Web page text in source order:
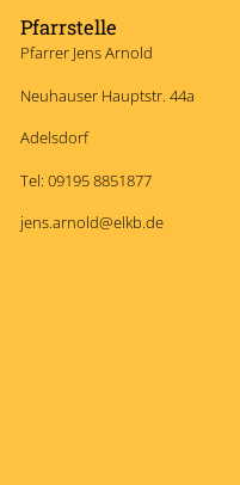
Pfarrstelle
Pfarrer Jens Arnold
Neuhauser Hauptstr. 44a
Adelsdorf
Tel: 09195 8851877
jens.arnold@elkb.de